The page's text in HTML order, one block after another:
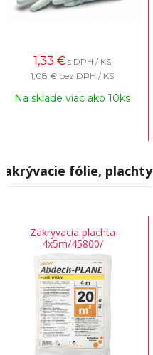
1,33 € s DPH / KS
1,08 € bez DPH / KS
Na sklade viac ako 10ks
fólie, plachty
Zakryvacia plachta
4x5m/45800/